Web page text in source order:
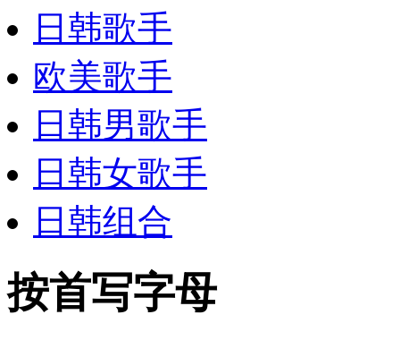
日韩歌手
欧美歌手
日韩男歌手
日韩女歌手
日韩组合
按首写字母